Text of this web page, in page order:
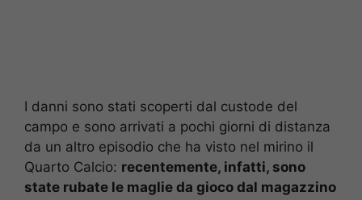
I danni sono stati scoperti dal custode del
campo e sono arrivati a pochi giorni di distanza
da un altro episodio che ha visto nel mirino il
Quarto Calcio: recentemente, infatti, sono
state rubate le maglie da gioco dal magazzino